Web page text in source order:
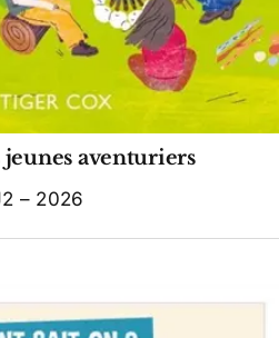
jeunes aventuriers
– 2026